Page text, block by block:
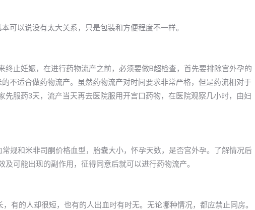
可以说没有太大关系，只是包装和方便程度不一样。
止妊娠，在进行药物流产之前，必须要做B超检查，首先要排除宫外孕的
不适合做药物流产。虽然药物流产对时间要求非常严格，但是药流相对于
先服药3天，流产当天再去医院服用开宫口药物，在医院观察几小时，由妇
规和米非司酮价格血型，胎囊大小，怀孕天数，是否宫外孕。了解情况后
可能出现的副作用，征得同意后就可以进行药物流产。
有的人却很短，也有的人出血时有时无。无论哪种情况，都应禁止同房。